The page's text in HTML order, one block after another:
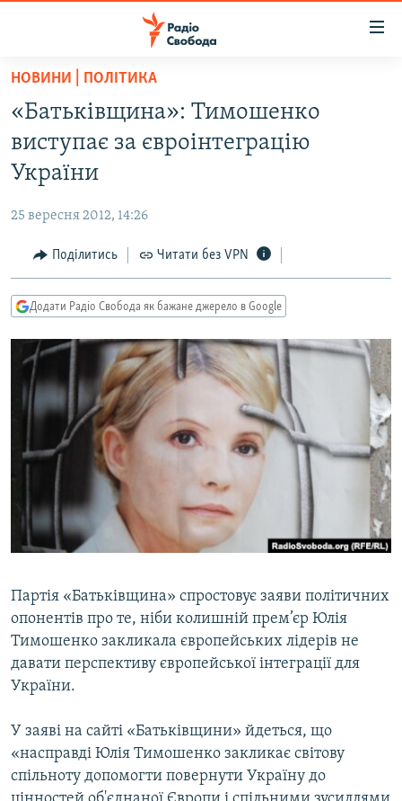
Перейти
основного
матеріалу
Перейти
до
основної
навігації
Перейти
до
пошуку
СТАТТІ
ЕКОНОМІКА
СУСПІЛЬСТВО
УКРАЇНА
СВІТ
РОСІЙСЬКА «ФІЛЬТРАЦІЯ»
ДОНБАС.РЕАЛІЇ
ТИ ЯК?
СХЕМИ
КИТАЙ.ВИКЛИКИ
МУЛЬТИМЕДІА
ФОТО
СПЕЦПРОЄКТИ
ПОДКАСТИ
РУС
УКР
НОВИНИ | ПОЛІТИКА
«Батьківщина»: Тимошенко
виступає за євроінтеграцію
України
25 вересня 2012, 14:26
Поділитись Читати без VPN
Додати Радіо Свобода як бажане джерело в Google
Партія «Батьківщина» спростовує заяви політичних
опонентів про те, ніби колишній прем’єр Юлія
Тимошенко закликала європейських лідерів не
давати перспективу європейської інтеграції для
України.
У заяві на сайті «Батьківщини» йдеться, що
«насправді Юлія Тимошенко закликає світову
спільноту допомогти повернути Україну до